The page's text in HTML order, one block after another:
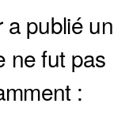
a publié un
ne fut pas
: